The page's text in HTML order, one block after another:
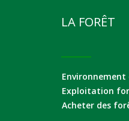
LA FORÊT
Exploitation
Acheter des